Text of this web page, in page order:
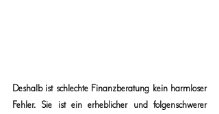
Deshalb ist schlechte Finanzberatung kein harmloser
Fehler. Sie ist ein erheblicher und folgenschwerer